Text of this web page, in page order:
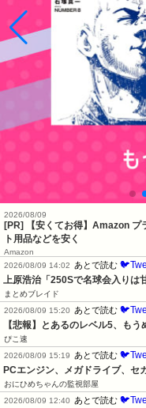
2026/08/09
[PR] 【安くてお得】Amazon
ト用品などを安く
Amazon
2026/08/09 14:02
あとで読む
上原浩治「250Sで名球会入りは
まとめブレイド
2026/08/09 15:20
あとで読む
【悲報】とあるのレベル5、も
ぴこ速
2026/08/09 15:19
あとで読む
PCエンジン、メガドライブ、セ
おにひめちゃんの監視部屋
2026/08/09 12:40
あとで読む